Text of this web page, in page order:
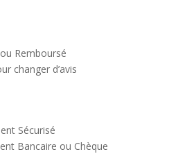
Remboursé
changer d’avis
Sécurisé
Bancaire ou Chèque